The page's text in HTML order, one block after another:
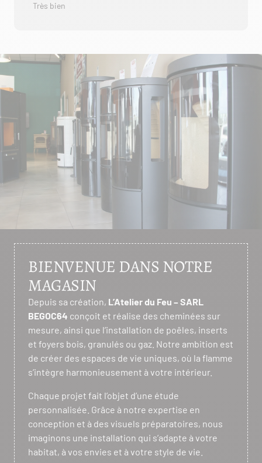
Très bien
BIENVENUE DANS NOTRE
MAGASIN
Depuis sa création, L’Atelier du Feu – SARL
BEGOC64 conçoit et réalise des cheminées sur
mesure, ainsi que l’installation de poêles, inserts
et foyers bois, granulés ou gaz. Notre ambition est
de créer des espaces de vie uniques, où la flamme
s’intègre harmonieusement à votre intérieur.
Chaque projet fait l’objet d’une étude
personnalisée. Grâce à notre expertise en
conception et à des visuels préparatoires, nous
imaginons une installation qui s’adapte à votre
habitat, à vos envies et à votre style de vie.